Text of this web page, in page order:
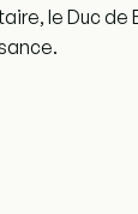
le Duc